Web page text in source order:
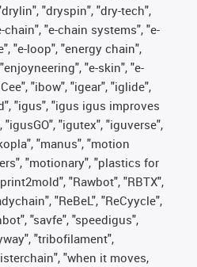
"dryspin", "dry-tech",
"e-chain systems", "e-
"e-loop", "energy chain",
"e-skin", "e-
"ibow", "igear", "iglide",
"igus", "igus igus improves
"igutex", "iguverse",
"manus", "motion
"motionary", "plastics for
"Rawbot", "RBTX",
"ReBeL", "ReCyycle",
"savfe", "speedigus",
"tribofilament",
"when it moves,